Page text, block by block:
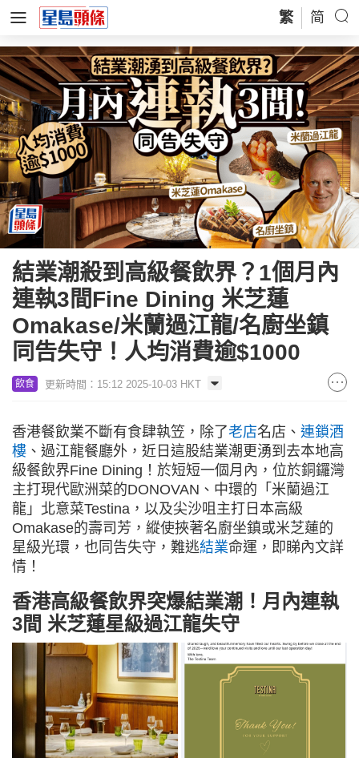
繁 简
結業潮殺到高級餐飲界？1個月內
連執3間Fine Dining 米芝蓮
Omakase/米蘭過江龍/名廚坐鎮
同告失守！人均消費逾$1000
飲食 更新時間：15:12 2025-10-03 HKT
香港餐飲業不斷有食肆執笠，除了老店名店、 連鎖酒
樓 、過江龍餐廳外，近日這股結業潮更湧到去本地高
級餐飲界Fine Dining！於短短一個月內，位於銅鑼灣
主打現代歐洲菜的DONOVAN、中環的「米蘭過江
龍」北意菜Testina，以及尖沙咀主打日本高級
Omakase的壽司芳，縱使挾著名廚坐鎮或米芝蓮的
星級光環，也同告失守，難逃結業命運，即睇內文詳
情！
香港高級餐飲界突爆結業潮！月內連執
3間 米芝蓮星級過江龍失守